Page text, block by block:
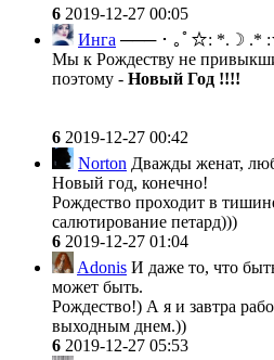
6 2019-12-27 00:05
Инга ─── ･ ｡ﾟ☆: *.☽ .*
Мы к Рождеству не
поэтому - Новый Год !!!!
6 2019-12-27 00:42
Norton Дважды женат,
Новый год, конечно!
Рождество проходит в
салютирование петард)))
6 2019-12-27 01:04
Adonis И даже то, что
может быть.
Рождество!) А я и завтра
выходным днем.))
6 2019-12-27 05:53